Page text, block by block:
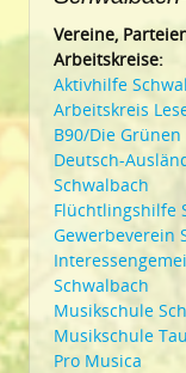
Vereine,
Arbeitskreise:
Aktivhilfe
Arbeitskreis
B90/Die Grünen
Deutsch-
Schwalbach
Flüchtlingshilfe
Gewerbeverein
Schwalbach
Musikschule
Musikschule
Pro Musica